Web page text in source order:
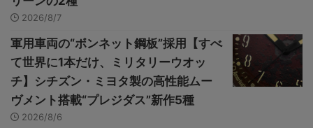
2026/8/7
軍用車両の“ボンネット鋼板”採用【すべ
て世界に1本だけ、ミリタリーウオッ
チ】シチズン・ミヨタ製の高性能ムー
ヴメント搭載“プレジダス”新作5種
2026/8/6